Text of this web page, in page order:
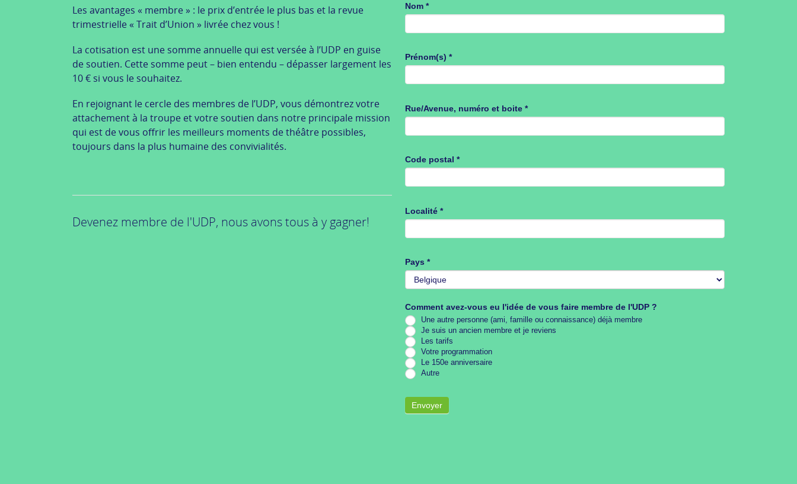
Les avantages « membre » : le prix d’entrée le plus bas et la revue
trimestrielle « Trait d’Union » livrée chez vous !
La cotisation est une somme annuelle qui est versée à l’UDP en guise
de soutien. Cette somme peut – bien entendu – dépasser largement les
10 € si vous le souhaitez.
En rejoignant le cercle des membres de l’UDP, vous démontrez votre
attachement à la troupe et votre soutien dans notre principale mission
qui est de vous offrir les meilleurs moments de théâtre possibles,
toujours dans la plus humaine des convivialités.
Devenez membre de l'UDP, nous avons tous à y gagner!
Nom *
Prénom(s) *
Rue/Avenue, numéro et boite *
Code postal *
Localité *
Pays *
Comment avez-vous eu l'idée de vous faire membre de l'UDP ?
Une autre personne (ami, famille ou connaissance) déjà membre
Je suis un ancien membre et je reviens
Les tarifs
Votre programmation
Le 150e anniversaire
Autre